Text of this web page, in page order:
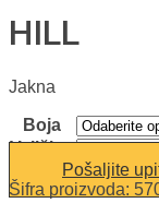
HILL
Jakna
Boja
Veličina
Pošaljite
Šifra proizvoda: